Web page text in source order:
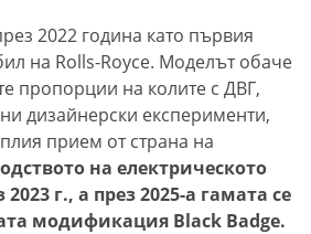
2022 година като първия
на Rolls-Royce. Моделът обаче
пропорции на колите с ДВГ,
дизайнерски експерименти,
прием от страна на
на електрическото
г., а през 2025-а гамата се
модификация Black Badge.